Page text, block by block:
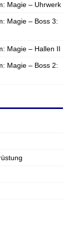
Magie – Uhrwerk
Magie – Boss 3:
Magie – Hallen II
Magie – Boss 2: